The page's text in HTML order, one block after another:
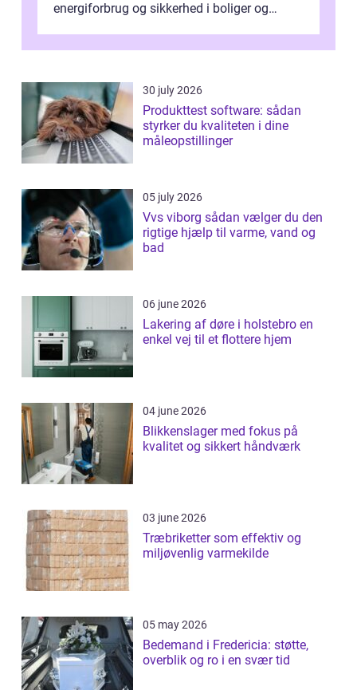
energiforbrug og sikkerhed i boliger og
30 july 2026
Produkttest software: sådan
styrker du kvaliteten i dine
måleopstillinger
05 july 2026
Vvs viborg sådan vælger du den
rigtige hjælp til varme, vand og
bad
06 june 2026
Lakering af døre i holstebro en
enkel vej til et flottere hjem
04 june 2026
Blikkenslager med fokus på
kvalitet og sikkert håndværk
03 june 2026
Træbriketter som effektiv og
miljøvenlig varmekilde
05 may 2026
Bedemand i Fredericia: støtte,
overblik og ro i en svær tid